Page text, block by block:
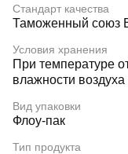
Стандарт качества
Таможенный союз
Условия хранения
При температуре
влажности
Вид упаковки
Флоу-пак
Тип продукта